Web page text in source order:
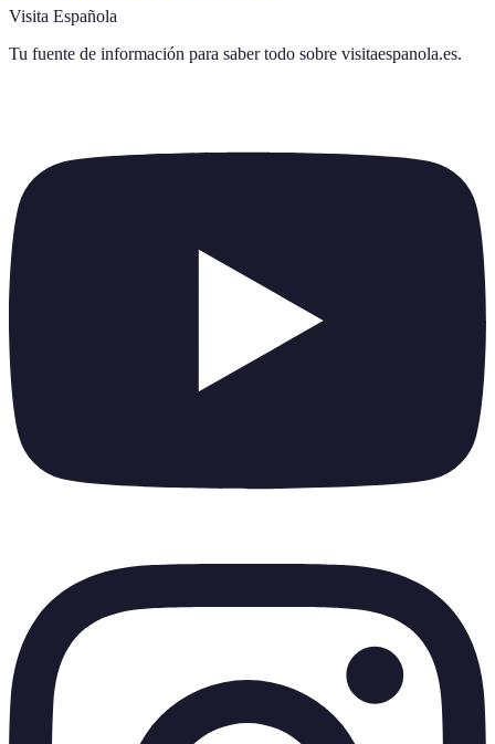
Visita Española
Tu fuente de información para saber todo sobre visitaespanola.es.